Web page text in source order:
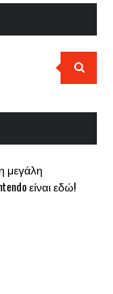
μεγάλη
είναι εδώ!